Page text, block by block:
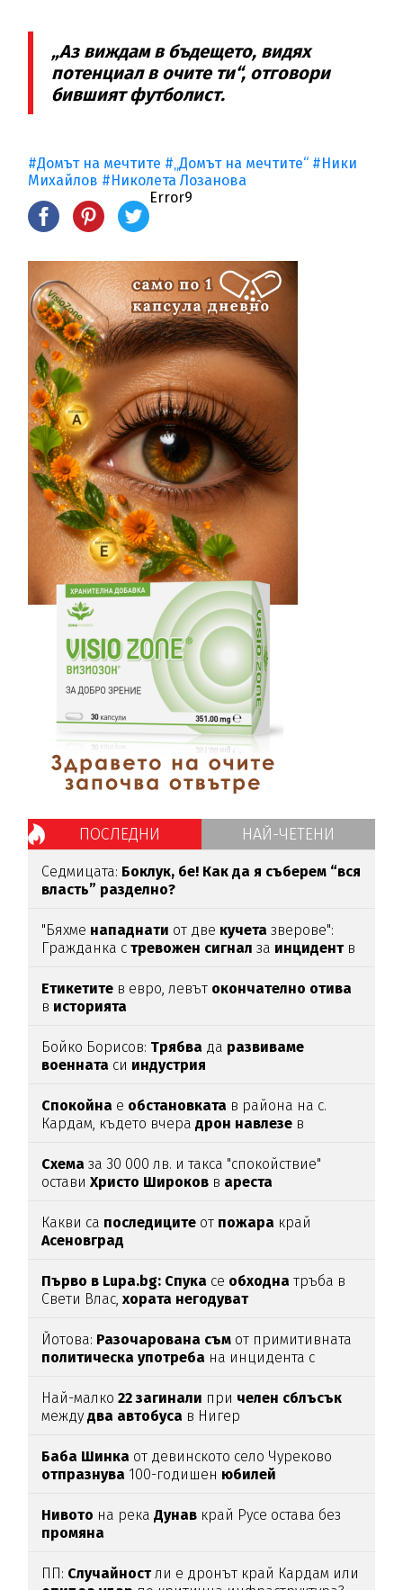
„Аз виждам в бъдещето, видях
потенциал в очите ти“, отговори
бившият футболист.
#Домът на мечтите #„Домът на мечтите“ #Ники
Михайлов #Николета Лозанова
Error9
ПОСЛЕДНИ НАЙ-ЧЕТЕНИ
Седмицата: Боклук, бе! Как да я съберем “вся
власть” разделно?
"Бяхме нападнати от две кучета зверове":
Гражданка стревожен сигнал за инцидентв
Етикетите в евро, левът окончателно отива
в историята
Бойко Борисов: Трябва да развиваме
военната си индустрия
Спокойна е обстановката в района на с.
Кардам, където вчерадрон навлезе в
Схема за 30 000 лв. и такса "спокойствие"
оставиХристо Широков в ареста
Какви са последиците от пожара край
Асеновград
Първо в Lupa.bg: Спука се обходна тръба в
Свети Влас,хората негодуват
Йотова: Разочарована съм от примитивната
политическа употреба на инцидента с
Най-малко22 загинали при челен сблъсък
междудва автобуса в Нигер
Баба Шинка от девинското село Чуреково
отпразнува 100-годишен юбилей
Нивото на рекаДунав край Русе остава без
промяна
ПП: Случайностли е дронът край Кардам или